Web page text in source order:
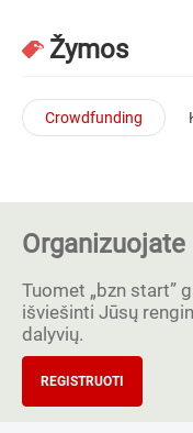
Žymos
Crowdfunding
Organizuojate
Tuomet „bzn start”
išviešinti Jūsų
dalyvių.
REGISTRUOTI